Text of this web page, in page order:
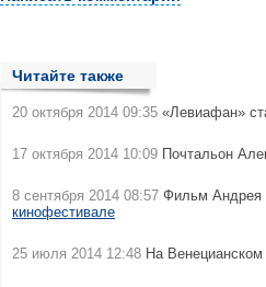
Читайте также
20 октября 2014 09:35 «Левиафан»
17 октября 2014 10:09 Почтальон
8 сентября 2014 08:57 Фильм Андрея
кинофестивале
25 июля 2014 12:48 На